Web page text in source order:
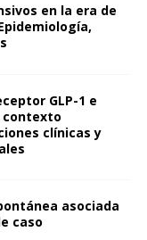
en la era de
GLP-1 e
contexto
clínicas y
asociada
caso